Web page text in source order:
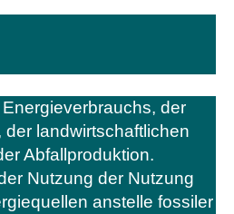
der
landwirtschaftlichen
Abfallproduktion.
Nutzung der Nutzung
anstelle fossiler